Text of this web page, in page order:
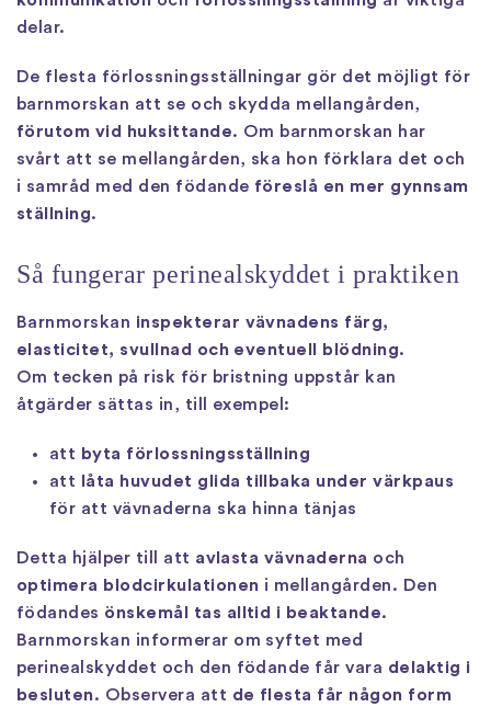
delar.
De flesta förlossningsställningar gör det möjligt för
barnmorskan att se och skydda mellangården,
förutom vid huksittande. Om barnmorskan har
svårt att se mellangården, ska hon förklara det och
i samråd med den födande föreslå en mer gynnsam
ställning.
Så fungerar perinealskyddet i praktiken
Barnmorskan inspekterar vävnadens färg,
elasticitet, svullnad och eventuell blödning.
Om tecken på risk för bristning uppstår kan
åtgärder sättas in, till exempel:
att byta förlossningsställning
att
låta huvudet glida tillbaka under värkpaus
för att vävnaderna ska hinna tänjas
Detta hjälper till att avlasta vävnaderna och
optimera blodcirkulationen i mellangården. Den
födandes önskemål tas alltid i beaktande.
Barnmorskan informerar om syftet med
perinealskyddet och den födande får vara delaktig i
besluten. Observera att de flesta får någon form